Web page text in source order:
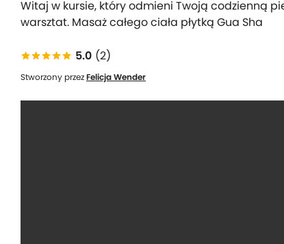
Witaj w kursie, który odmieni Twoją codzienną
warsztat. Masaż całego ciała płytką Gua Sha
5.0 (2)
Stworzony przezFelicja Wender